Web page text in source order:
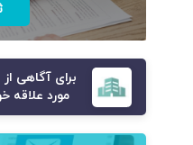
برای آگاهی
مورد علاقه